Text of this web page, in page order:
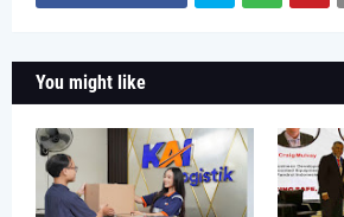
You might like